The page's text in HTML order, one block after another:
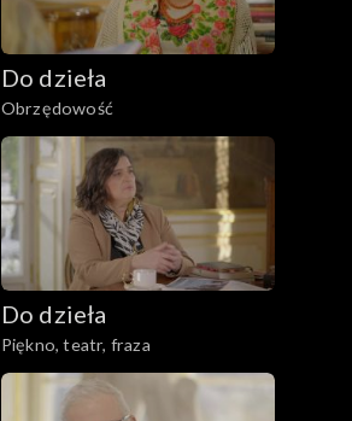
Do dzieła
Obrzędowość
Do dzieła
Piękno, teatr, fraza